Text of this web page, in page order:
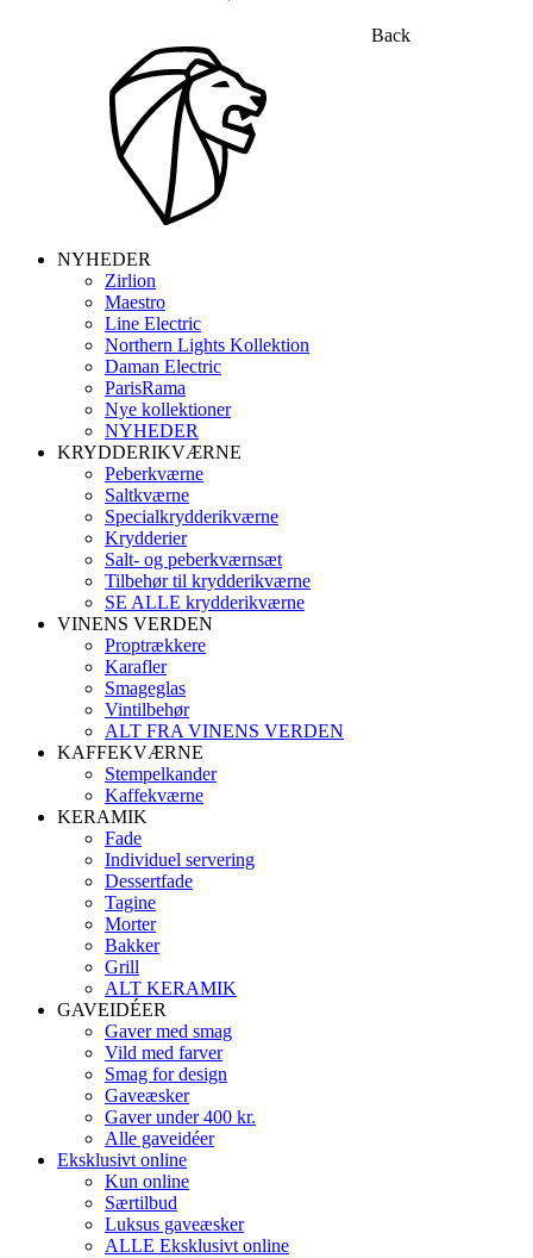
Back
NYHEDER
Zirlion
Maestro
Line Electric
Northern Lights Kollektion
Daman Electric
ParisRama
Nye kollektioner
NYHEDER
KRYDDERIKVÆRNE
Peberkværne
Saltkværne
Specialkrydderikværne
Krydderier
Salt- og peberkværnsæt
Tilbehør til krydderikværne
SE ALLE krydderikværne
VINENS VERDEN
Proptrækkere
Karafler
Smageglas
Vintilbehør
ALT FRA VINENS VERDEN
KAFFEKVÆRNE
Stempelkander
Kaffekværne
KERAMIK
Fade
Individuel servering
Dessertfade
Tagine
Morter
Bakker
Grill
ALT KERAMIK
GAVEIDÉER
Gaver med smag
Vild med farver
Smag for design
Gaveæsker
Gaver under 400 kr.
Alle gaveidéer
Eksklusivt online
Kun online
Særtilbud
Luksus gaveæsker
ALLE Eksklusivt online